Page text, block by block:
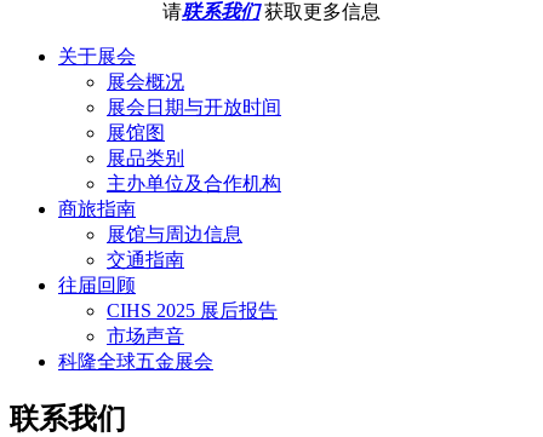
请联系我们获取更多信息
关于展会
展会概况
展会日期与开放时间
展馆图
展品类别
主办单位及合作机构
商旅指南
展馆与周边信息
交通指南
往届回顾
CIHS 2025 展后报告
市场声音
科隆全球五金展会
联系我们